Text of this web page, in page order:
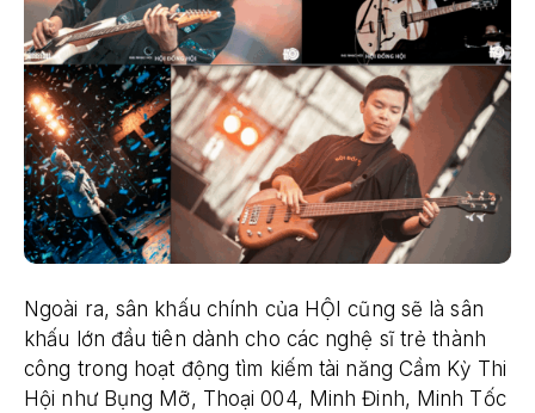
Ngoài ra, sân khấu chính của HỘI cũng sẽ là sân
khấu lớn đầu tiên dành cho các nghệ sĩ trẻ thành
công trong hoạt động tìm kiếm tài năng Cầm Kỳ Thi
Hội như Bụng Mỡ, Thoại 004, Minh Đinh, Minh Tốc